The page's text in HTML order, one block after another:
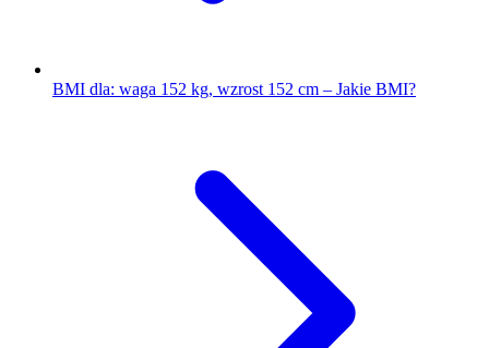
BMI dla: waga 152 kg, wzrost 152 cm – Jakie BMI?